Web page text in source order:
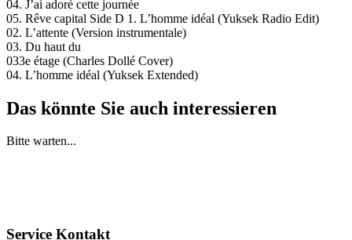
04. J’ai adoré cette journée
05. Rêve capital Side D 1. L’homme idéal (Yuksek Radio Edit)
02. L’attente (Version instrumentale)
03. Du haut du
033e étage (Charles Dollé Cover)
04. L’homme idéal (Yuksek Extended)
Das könnte Sie auch interessieren
Bitte warten...
Service Kontakt